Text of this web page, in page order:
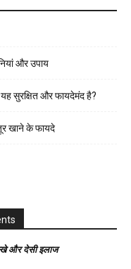
और उपाय
सुरक्षित और फायदेमंद है?
खाने के फायदे
और देसी इलाज